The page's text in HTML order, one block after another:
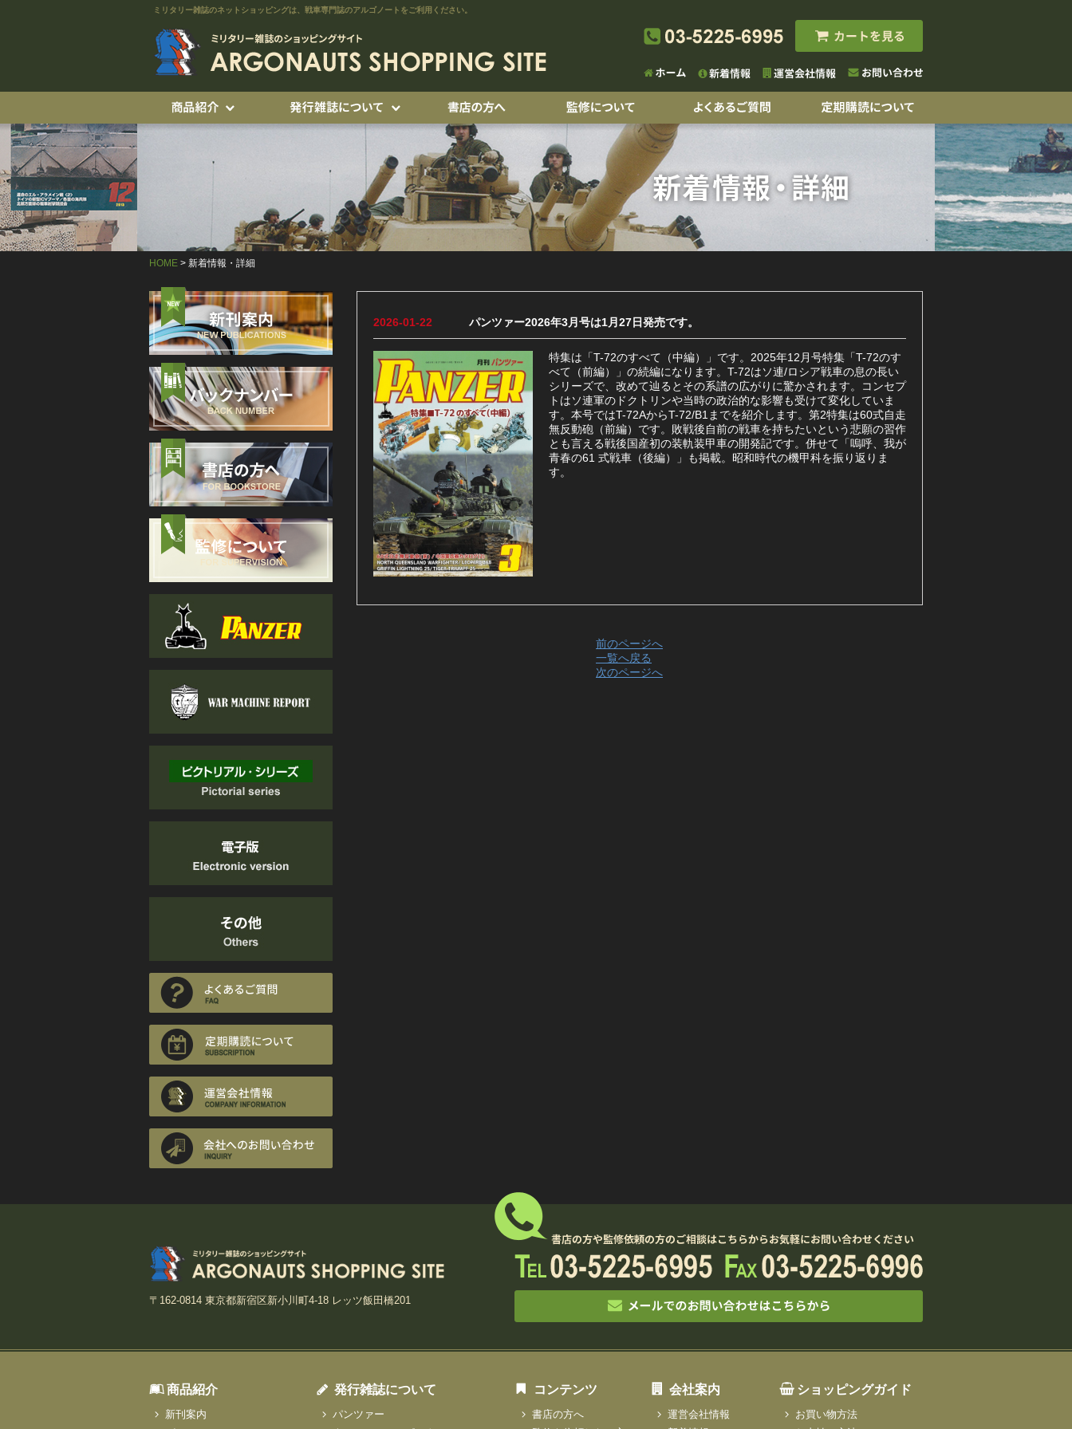
ミリタリー雑誌のネットショッピングは、戦車専門誌のアルゴノートをご利用ください。
HOME > 新着情報・詳細
2026-01-22 パンツァー2026年3月号は1月27日発売です。
特集は「T-72のすべて（中編）」です。2025年12月号特集「T-72のす
べて（前編）」の続編になります。T-72はソ連/ロシア戦車の息の長い
シリーズで、改めて辿るとその系譜の広がりに驚かされます。コンセプ
トはソ連軍のドクトリンや当時の政治的な影響も受けて変化していま
す。本号ではT-72AからT-72/B1までを紹介します。第2特集は60式自走
無反動砲（前編）です。敗戦後自前の戦車を持ちたいという悲願の習作
とも言える戦後国産初の装軌装甲車の開発記です。併せて「嗚呼、我が
青春の61 式戦車（後編）」も掲載。昭和時代の機甲科を振り返りま
す。
前のページへ
一覧へ戻る
次のページへ
〒162-0814 東京都新宿区新小川町4-18 レッツ飯田橋201
商品紹介
新刊案内
発行雑誌について
パンツァー
コンテンツ
書店の方へ
会社案内
運営会社情報
ショッピングガイド
お買い物方法